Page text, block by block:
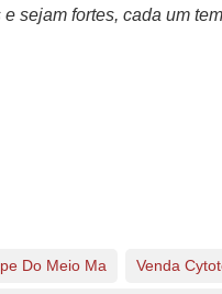
sejam fortes, cada um
Do Meio Ma Venda